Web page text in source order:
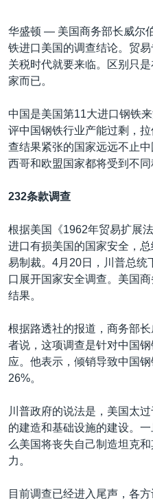
美国之音专访
重要讲话与声明
台海两岸关系
关注西藏
关注新疆
其他语言网站
华盛顿 — 美国商务部长威尔
铁进口美国的调查结论。贸
关税时代就要来临。区别只
家而已。
中国是美国第11大进口钢铁
评中国钢铁行业产能过剩，
查结果紧张的国家远远不止
西哥和欧盟国家都将受到不同
232条款调查
根据美国《1962年贸易扩展
进口有损美国的国家安全，
易制裁。4月20日，川普总统
口展开国家安全调查。美国
结果。
根据路透社的报道，商务部
者说，这项调查是针对中国
应。他表示，倾销导致中国
26%。
川普政府的说法是，美国太
的建造和基础设施的建设。
么美国将丧失自己制造坦克
力。
目前调查已经进入尾声，各